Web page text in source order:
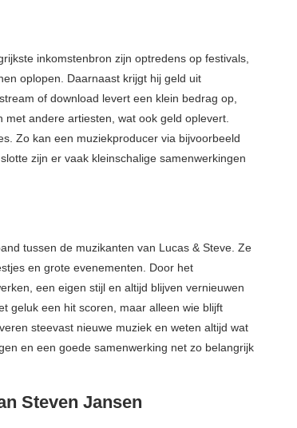
inkomstenbron zijn optredens op festivals,
oplopen. Daarnaast krijgt hij geld uit
of download levert een klein bedrag op,
andere artiesten, wat ook geld oplevert.
Zo kan een muziekproducer via bijvoorbeeld
zijn er vaak kleinschalige samenwerkingen
tussen de muzikanten van Lucas & Steve. Ze
en grote evenementen. Door het
een eigen stijl en altijd blijven vernieuwen
geluk een hit scoren, maar alleen wie blijft
steevast nieuwe muziek en weten altijd wat
en een goede samenwerking net zo belangrijk
Steven Jansen